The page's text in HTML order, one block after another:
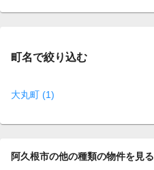
page
町名で絞り込む
大丸町 (1)
阿久根市の他の種類の物件を見る